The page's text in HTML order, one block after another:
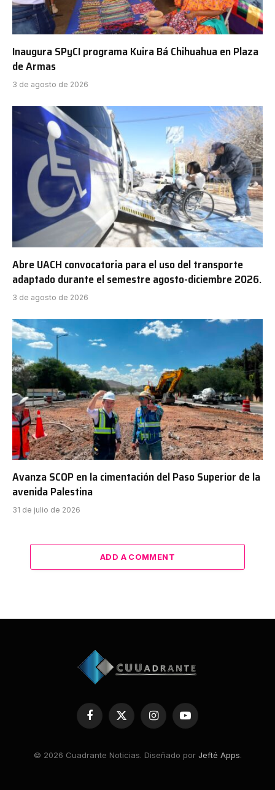
Inaugura SPyCI programa Kuira Bá Chihuahua en Plaza
de Armas
3 de agosto de 2026
Abre UACH convocatoria para el uso del transporte
adaptado durante el semestre agosto-diciembre 2026.
3 de agosto de 2026
Avanza SCOP en la cimentación del Paso Superior de la
avenida Palestina
31 de julio de 2026
ADD A COMMENT
Facebook
X
(Twitter)
InstagramYouTube
© 2026 Cuadrante Noticias. Diseñado por Jefté Apps.